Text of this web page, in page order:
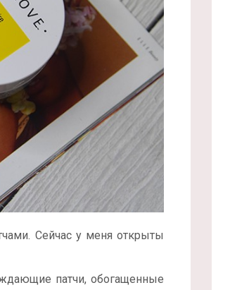
Сейчас у меня открыты
патчи, обогащенные